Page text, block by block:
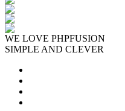
WE LOVE PHPFUSION
SIMPLE AND CLEVER